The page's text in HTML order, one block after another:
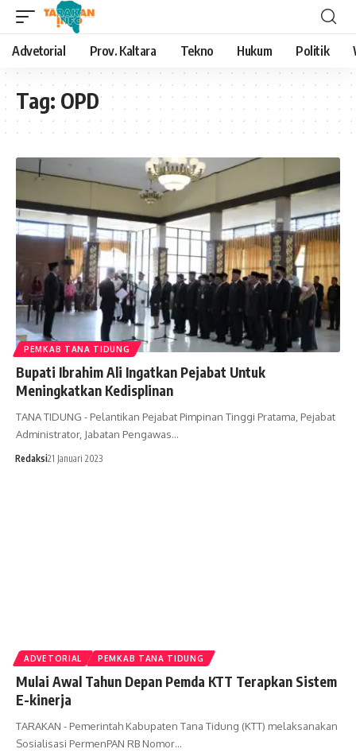
Advetorial Prov. Kaltara Tekno Hukum Politik
Tag: OPD
PEMKAB TANA TIDUNG
Bupati Ibrahim Ali Ingatkan Pejabat Untuk
Meningkatkan Kedisplinan
TANA TIDUNG - Pelantikan Pejabat Pimpinan Tinggi Pratama, Pejabat
Administrator, Jabatan Pengawas…
Redaksi21 Januari 2023
ADVETORIAL PEMKAB TANA TIDUNG
Mulai Awal Tahun Depan Pemda KTT Terapkan Sistem
E-kinerja
TARAKAN - Pemerintah Kabupaten Tana Tidung (KTT) melaksanakan
Sosialisasi PermenPAN RB Nomor…